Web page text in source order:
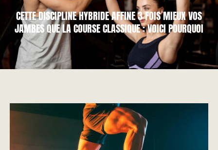
CETTE DISCIPLINE HYBRIDE AFFINE 3 FOIS MIEUX VOS
JAMBES QUE LA COURSE CLASSIQUE : VOICI POURQUOI